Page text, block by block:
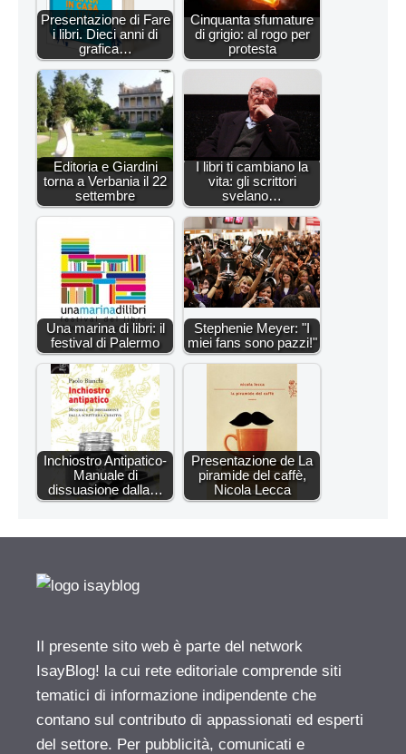
Presentazione di Fare
i libri. Dieci anni di
grafica…
Cinquanta sfumature
di grigio: al rogo per
protesta
Editoria e Giardini
torna a Verbania il 22
settembre
I libri ti cambiano la
vita: gli scrittori
svelano…
Una marina di libri: il
festival di Palermo
Stephenie Meyer: "I
miei fans sono pazzi!"
Inchiostro Antipatico-
Manuale di
dissuasione dalla…
Presentazione de La
piramide del caffè,
Nicola Lecca
Il presente sito web è parte del network
IsayBlog! la cui rete editoriale comprende siti
tematici di informazione indipendente che
contano sul contributo di appassionati ed esperti
del settore. Per pubblicità, comunicati e